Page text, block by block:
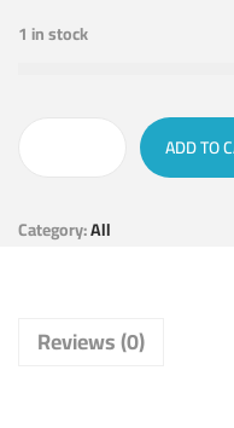
1 in stock
ADD TO
Category:All
Reviews (0)